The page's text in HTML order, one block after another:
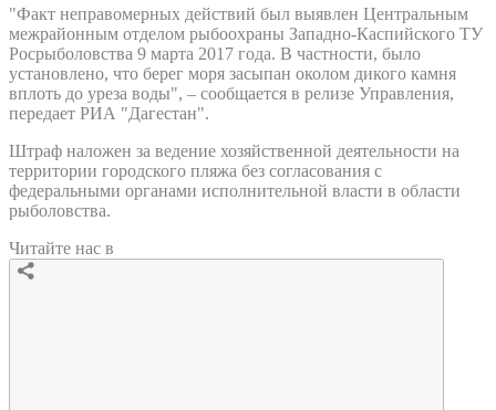
"Факт неправомерных действий был выявлен Центральным
межрайонным отделом рыбоохраны Западно-Каспийского ТУ
Росрыболовства 9 марта 2017 года. В частности, было
установлено, что берег моря засыпан околом дикого камня
вплоть до уреза воды", – сообщается в релизе Управления,
передает РИА "Дагестан".
Штраф наложен за ведение хозяйственной деятельности на
территории городского пляжа без согласования с
федеральными органами исполнительной власти в области
рыболовства.
Читайте нас в